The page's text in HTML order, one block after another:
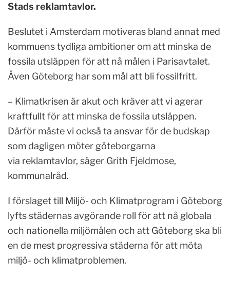
Stads reklamtavlor.
Beslutet i Amsterdam motiveras bland annat med
kommuens tydliga ambitioner om att minska de
fossila utsläppen för att nå målen i Parisavtalet.
Även Göteborg har som mål att bli fossilfritt.
– Klimatkrisen är akut och kräver att vi agerar
kraftfullt för att minska de fossila utsläppen.
Därför måste vi också ta ansvar för de budskap
som dagligen möter göteborgarna
via reklamtavlor, säger Grith Fjeldmose,
kommunalråd.
I förslaget till Miljö- och Klimatprogram i Göteborg
lyfts städernas avgörande roll för att nå globala
och nationella miljömålen och att Göteborg ska bli
en de mest progressiva städerna för att möta
miljö- och klimatproblemen.